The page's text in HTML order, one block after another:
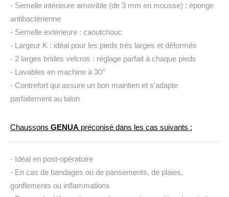
- Semelle intérieure amovible (de 3 mm en mousse) : éponge
antibactérienne
- Semelle extérieure : caoutchouc
- Largeur K : idéal pour les pieds très larges et déformés
- 2 larges brides velcros : réglage parfait à chaque pieds
- Lavables en machine à 30°
- Contrefort qui assure un bon maintien et s'adapte
parfaitement au talon
Chaussons GENUA préconisé dans les cas suivants :
- Idéal en post-opératoire
- En cas de bandages ou de pansements, de plaies,
gonflements ou inflammations